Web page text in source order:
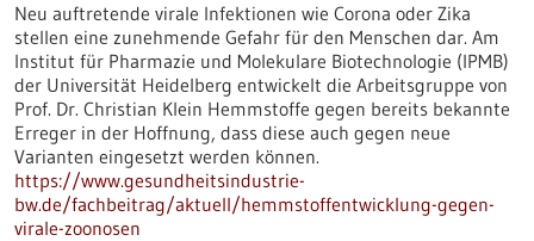
Neu auftretende virale Infektionen wie Corona oder Zika
stellen eine zunehmende Gefahr für den Menschen dar. Am
Institut für Pharmazie und Molekulare Biotechnologie (IPMB)
der Universität Heidelberg entwickelt die Arbeitsgruppe von
Prof. Dr. Christian Klein Hemmstoffe gegen bereits bekannte
Erreger in der Hoffnung, dass diese auch gegen neue
Varianten eingesetzt werden können.
https://www.gesundheitsindustrie-
bw.de/fachbeitrag/aktuell/hemmstoffentwicklung-gegen-
virale-zoonosen